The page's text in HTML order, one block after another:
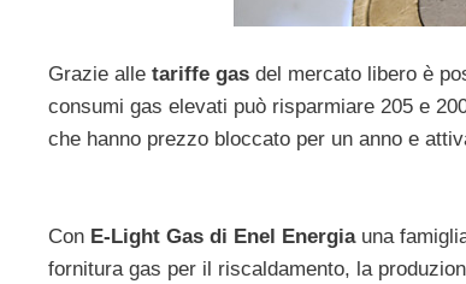
Grazie alle tariffe gas del mercato libero è
consumi gas elevati può risparmiare 205 e
che hanno prezzo bloccato per un anno e
Con E-Light Gas di Enel Energiauna
fornitura gas per il riscaldamento, la